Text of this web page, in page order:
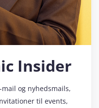
Insider
og nyhedsmails,
til events,